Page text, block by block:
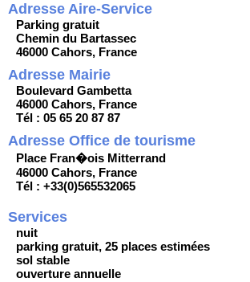
Adresse Aire-Service
Parking gratuit
Chemin du Bartassec
46000 Cahors, France
Adresse Mairie
Boulevard Gambetta
46000 Cahors, France
Tél : 05 65 20 87 87
Adresse Office de tourisme
Place Fran�ois Mitterrand
46000 Cahors, France
Tél : +33(0)565532065
Services
nuit
parking gratuit, 25 places estimées
sol stable
ouverture annuelle